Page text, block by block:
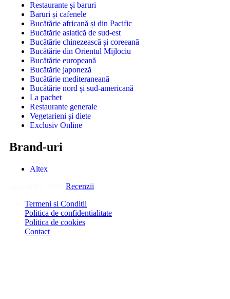
Restaurante și baruri
Baruri și cafenele
Bucătărie africană și din Pacific
Bucătărie asiatică de sud-est
Bucătărie chinezească și coreeană
Bucătărie din Orientul Mijlociu
Bucătărie europeană
Bucătărie japoneză
Bucătărie mediteraneană
Bucătărie nord și sud-americană
La pachet
Restaurante generale
Vegetarieni și diete
Exclusiv Online
Brand-uri
Altex
Recenzii
Termeni si Conditii
Politica de confidentialitate
Politica de cookies
Contact